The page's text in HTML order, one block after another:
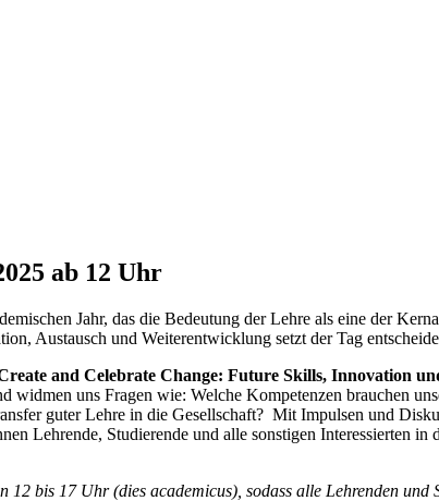
ab 12 Uhr
Jahr, das die Bedeutung der Lehre als eine der
Austausch und Weiterentwicklung setzt der Tag
and Celebrate Change: Future Skills, Innovation
uns Fragen wie: Welche Kompetenzen brauchen
guter Lehre in die Gesellschaft? Mit Impulsen und
Lehrende, Studierende und alle sonstigen Interessierten
bis 17 Uhr (dies academicus), sodass alle Lehrenden und